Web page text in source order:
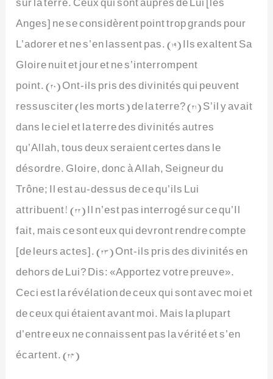
Anges] ne se considèrent point trop grands pour
L’adorer et ne s’en lassent pas. (19) Ils exaltent Sa
Gloire nuit et jour et ne s’interrompent
point. (20) Ont-ils pris des divinités qui peuvent
ressusciter (les morts) de la terre? (21) S’il y avait
dans le ciel et la terre des divinités autres
qu’Allah, tous deux seraient certes dans le
désordre. Gloire, donc à Allah, Seigneur du
Trône; Il est au-dessus de ce qu’ils Lui
attribuent! (22) Il n’est pas interrogé sur ce qu’Il
fait, mais ce sont eux qui devront rendre compte
[de leurs actes]. (23) Ont-ils pris des divinités en
dehors de Lui? Dis: «Apportez votre preuve».
Ceci est la révélation de ceux qui sont avec moi et
de ceux qui étaient avant moi. Mais la plupart
d’entre eux ne connaissent pas la vérité et s’en
écartent. (24)